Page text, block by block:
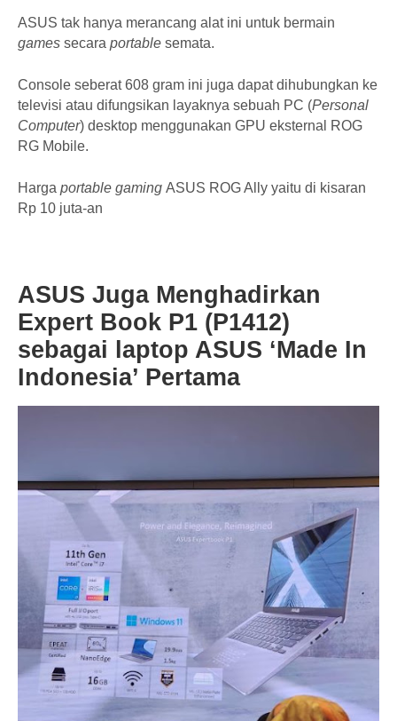
ASUS tak hanya merancang alat ini untuk bermain
games secara portable semata.
Console seberat 608 gram ini juga dapat dihubungkan ke
televisi atau difungsikan layaknya sebuah PC (Personal
Computer) desktop menggunakan GPU eksternal ROG
RG Mobile.
Harga portable gaming ASUS ROG Ally yaitu di kisaran
Rp 10 juta-an
ASUS Juga Menghadirkan
Expert Book P1 (P1412)
sebagai laptop ASUS ‘Made In
Indonesia’ Pertama